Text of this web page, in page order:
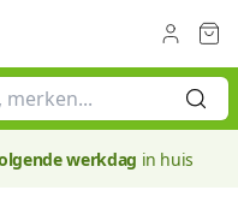
werkdag in huis